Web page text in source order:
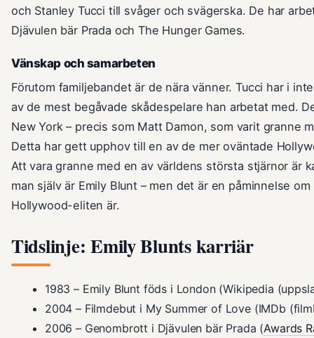
och Stanley Tucci till svåger och svägerska. De har
Djävulen bär Prada och The Hunger Games.
Vänskap och samarbeten
Förutom familjebandet är de nära vänner. Tucci har i
av de mest begåvade skådespelare han arbetat med.
New York – precis som Matt Damon, som varit granne
Detta har gett upphov till en av de mer oväntade
Att vara granne med en av världens största stjärnor är
man själv är Emily Blunt – men det är en påminnelse
Hollywood-eliten är.
Tidslinje: Emily Blunts karriär
1983 – Emily Blunt föds i London (Wikipedia
2004 – Filmdebut i My Summer of Love (IMDb
2006 – Genombrott i Djävulen bär Prada (Awards